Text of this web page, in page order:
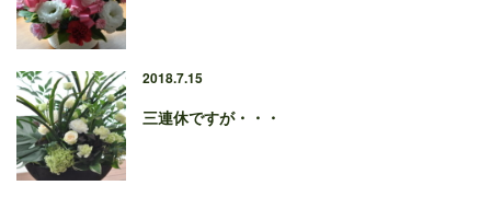
2018.7.15
三連休ですが・・・